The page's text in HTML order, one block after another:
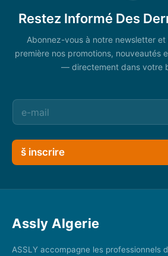
Restez Informé Des
Abonnez-vous à notre newsletter
première nos promotions, nouveautés
— directement dans votre
š inscrire
Assly Algerie
ASSLY accompagne les professionnels